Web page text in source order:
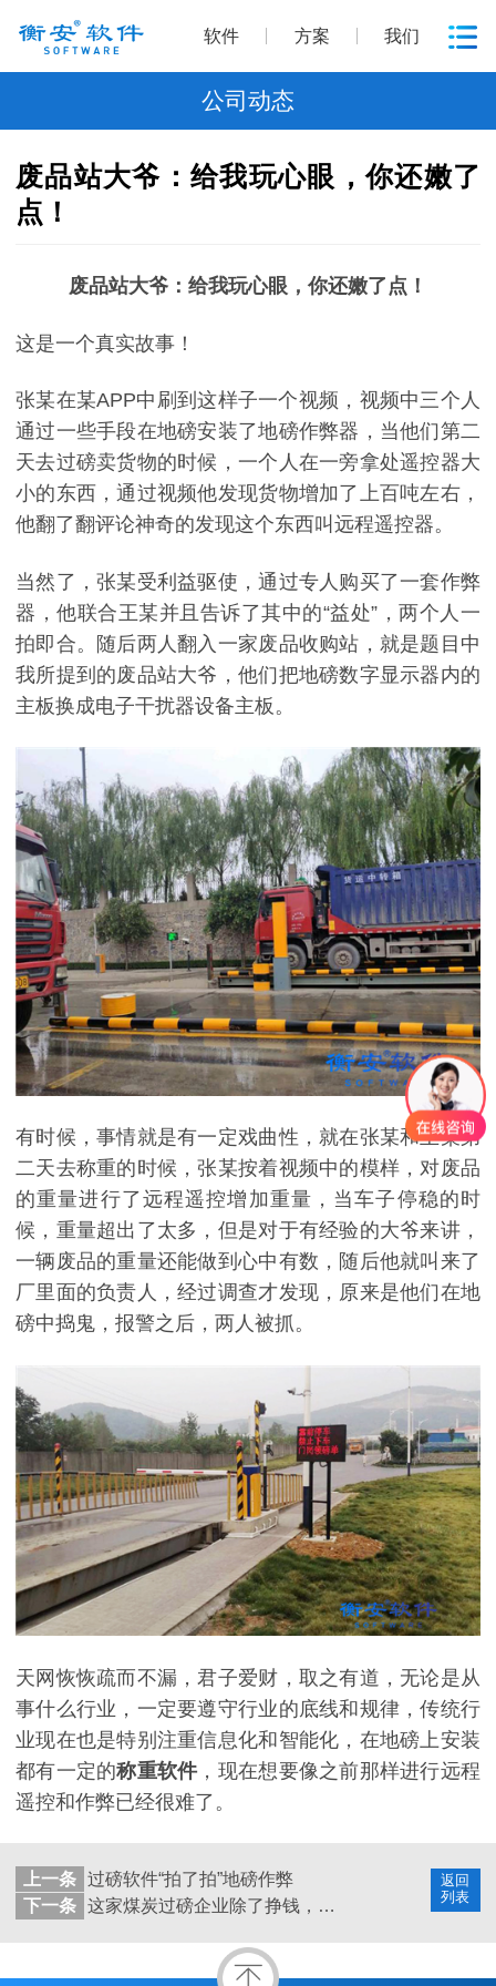
软件 方案 我们
公司动态
废品站大爷：给我玩心眼，你还嫩了
点！
废品站大爷：给我玩心眼，你还嫩了点！
这是一个真实故事！
张某在某APP中刷到这样子一个视频，视频中三个人
通过一些手段在地磅安装了地磅作弊器，当他们第二
天去过磅卖货物的时候，一个人在一旁拿处遥控器大
小的东西，通过视频他发现货物增加了上百吨左右，
他翻了翻评论神奇的发现这个东西叫远程遥控器。
当然了，张某受利益驱使，通过专人购买了一套作弊
器，他联合王某并且告诉了其中的“益处”，两个人一
拍即合。随后两人翻入一家废品收购站，就是题目中
我所提到的废品站大爷，他们把地磅数字显示器内的
主板换成电子干扰器设备主板。
有时候，事情就是有一定戏曲性，就在张某和王某第
二天去称重的时候，张某按着视频中的模样，对废品
的重量进行了远程遥控增加重量，当车子停稳的时
候，重量超出了太多，但是对于有经验的大爷来讲，
一辆废品的重量还能做到心中有数，随后他就叫来了
厂里面的负责人，经过调查才发现，原来是他们在地
磅中捣鬼，报警之后，两人被抓。
天网恢恢疏而不漏，君子爱财，取之有道，无论是从
事什么行业，一定要遵守行业的底线和规律，传统行
业现在也是特别注重信息化和智能化，在地磅上安装
都有一定的称重软件，现在想要像之前那样进行远程
遥控和作弊已经很难了。
返回
列表
上一条 过磅软件“拍了拍”地磅作弊
下一条
这家煤炭过磅企业除了挣钱，顺带着科技创新奖